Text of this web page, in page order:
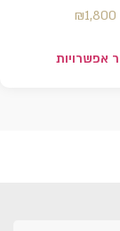
₪1,800
אפשרויות